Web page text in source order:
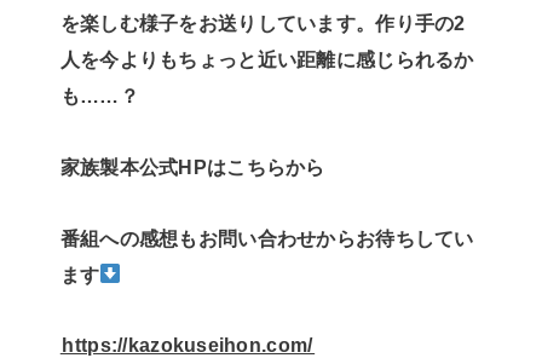
を楽しむ様子をお送りしています。作り手の2
人を今よりもちょっと近い距離に感じられるか
も……？
家族製本公式HPはこちらから
番組への感想もお問い合わせからお待ちしてい
ます
⁠⁠⁠⁠⁠⁠https://kazokuseihon.com/⁠⁠⁠⁠⁠⁠